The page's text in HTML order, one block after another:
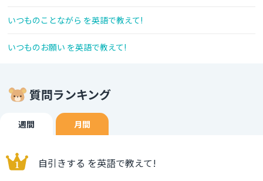
いつものことながら を英語で教えて!
いつものお願い を英語で教えて!
質問ランキング
週間 月間
自引きする を英語で教えて!